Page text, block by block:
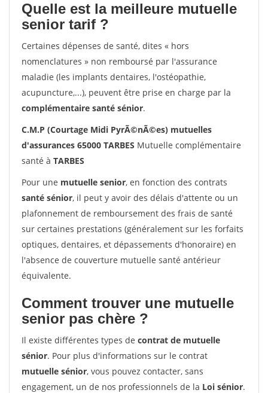
Quelle est la meilleure mutuelle
senior tarif ?
Certaines dépenses de santé, dites « hors
nomenclatures » non remboursé par l'assurance
maladie (les implants dentaires, l'ostéopathie,
acupuncture,...), peuvent être prise en charge par la
complémentaire santé sénior.
C.M.P (Courtage Midi PyrÃ©nÃ©es) mutuelles
d'assurances 65000 TARBES Mutuelle complémentaire
santé à TARBES
Pour une mutuelle senior, en fonction des contrats
santé sénior, il peut y avoir des délais d'attente ou un
plafonnement de remboursement des frais de santé
sur certaines prestations (généralement sur les forfaits
optiques, dentaires, et dépassements d'honoraire) en
l'absence de couverture mutuelle santé antérieur
équivalente.
Comment trouver une mutuelle
senior pas chère ?
Il existe différentes types de contrat de mutuelle
sénior. Pour plus d'informations sur le contrat
mutuelle sénior, vous pouvez contacter, sans
engagement, un de nos professionnels de la Loi sénior.